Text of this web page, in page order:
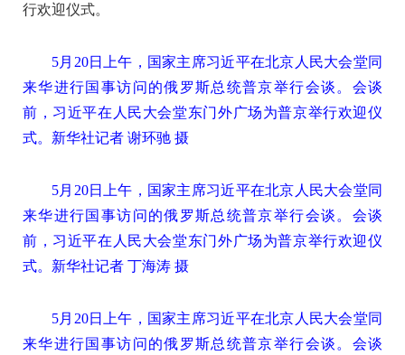
行欢迎仪式。
5月20日上午，国家主席习近平在北京人民大会堂同
来华进行国事访问的俄罗斯总统普京举行会谈。会谈
前，习近平在人民大会堂东门外广场为普京举行欢迎仪
式。新华社记者 谢环驰 摄
5月20日上午，国家主席习近平在北京人民大会堂同
来华进行国事访问的俄罗斯总统普京举行会谈。会谈
前，习近平在人民大会堂东门外广场为普京举行欢迎仪
式。新华社记者 丁海涛 摄
5月20日上午，国家主席习近平在北京人民大会堂同
来华进行国事访问的俄罗斯总统普京举行会谈。会谈